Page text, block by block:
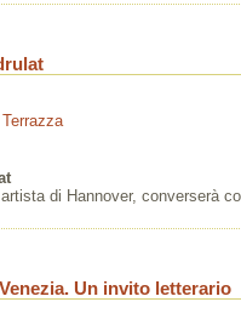
di Hannover, converserà
Un invito letterario